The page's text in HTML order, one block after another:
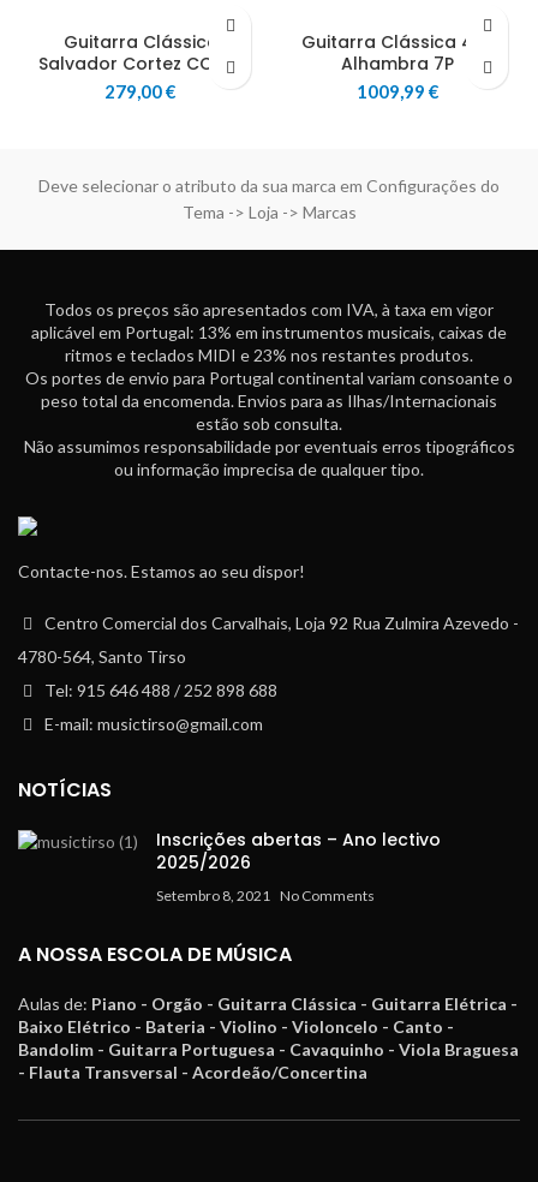
Guitarra Clássica
Salvador Cortez CC-25
279,00€
Guitarra Clássica 4/4
Alhambra 7P
1009,99 €
Deve selecionar o atributo da sua marca em Configurações do
Tema -> Loja -> Marcas
Todos os preços são apresentados com IVA, à taxa em vigor
aplicável em Portugal: 13% em instrumentos musicais, caixas de
ritmos e teclados MIDI e 23% nos restantes produtos.
Os portes de envio para Portugal continental variam consoante o
peso total da encomenda. Envios para as Ilhas/Internacionais
estão sob consulta.
Não assumimos responsabilidade por eventuais erros tipográficos
ou informação imprecisa de qualquer tipo.
Contacte-nos. Estamos ao seu dispor!
Centro Comercial dos Carvalhais, Loja 92 Rua Zulmira Azevedo -
4780-564, Santo Tirso
Tel: 915 646 488 / 252 898 688
E-mail: musictirso@gmail.com
NOTÍCIAS
Inscrições abertas – Ano lectivo
2025/2026
Setembro 8, 2021 No Comments
A NOSSA ESCOLA DE MÚSICA
Aulas de: Piano - Orgão - Guitarra Clássica - Guitarra Elétrica -
Baixo Elétrico - Bateria - Violino - Violoncelo - Canto -
Bandolim - Guitarra Portuguesa - Cavaquinho - Viola Braguesa
- Flauta Transversal - Acordeão/Concertina